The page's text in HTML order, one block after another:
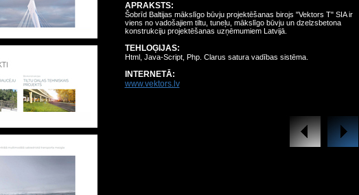
APRAKSTS:
Šobrīd Baltijas mākslīgo būvju projektēšanas birojs "Vektors T" SIA ir
viens no vadošajiem tiltu, tuneļu, mākslīgo būvju un dzelzsbetona
konstrukciju projektēšanas uzņēmumiem Latvijā.
TEHLOĢIJAS:
Html, Java-Script, Php. Clarus satura vadības sistēma.
INTERNETĀ:
www.vektors.lv